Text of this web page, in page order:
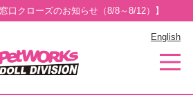
口クローズのお知らせ（8/8～8/12）】
English